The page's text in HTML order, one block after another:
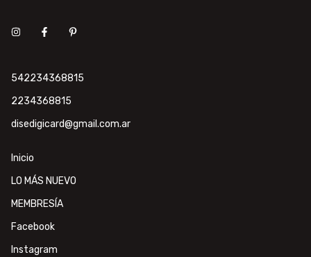
542234368815
2234368815
disedigicard@gmail.com.ar
Inicio
LO MÁS NUEVO
MEMBRESÍA
Facebook
Instagram